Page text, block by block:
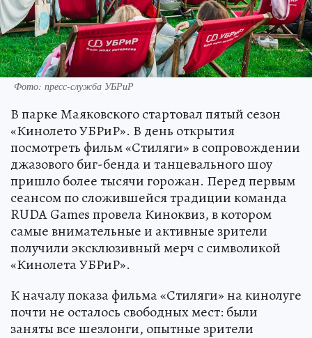
Фото: пресс-служба УБРиР
В парке Маяковского стартовал пятый сезон
«Кинолето УБРиР». В день открытия
посмотреть фильм «Стиляги» в сопровождении
джазового биг-бенда и танцевального шоу
пришло более тысячи горожан. Перед первым
сеансом по сложившейся традиции команда
RUDA Games провела Киноквиз, в котором
самые внимательные и активные зрители
получили эксклюзивный мерч с символикой
«Кинолета УБРиР».
К началу показа фильма «Стиляги» на кинолуге
почти не осталось свободных мест: были
заняты все шезлонги, опытные зрители